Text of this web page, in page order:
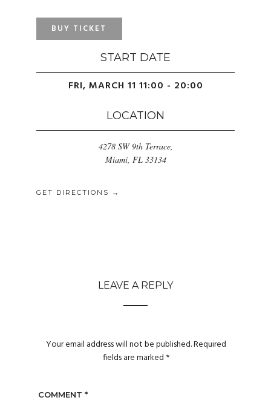
BUY TICKET
START DATE
FRI, MARCH 11 11:00 - 20:00
LOCATION
4278 SW 9th Terrace,
Miami, FL 33134
GET DIRECTIONS →
LEAVE A REPLY
Your email address will not be published.Required
fields are marked *
COMMENT *